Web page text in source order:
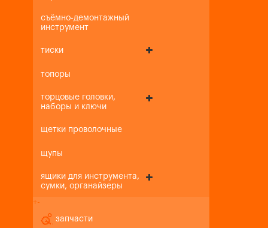
съёмно-демонтажный
инструмент
тиски
топоры
торцовые головки,
наборы и ключи
щетки проволочные
щупы
ящики для инструмента,
сумки, органайзеры
+-
запчасти